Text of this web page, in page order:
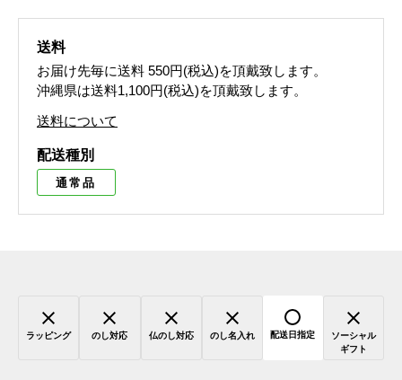
送料
お届け先毎に送料 550円(税込)を頂戴致します。
沖縄県は送料1,100円(税込)を頂戴致します。
送料について
配送種別
通常品
ラッピング のし対応 仏のし対応 のし名入れ 配送日指定
ソーシャル
ギフト